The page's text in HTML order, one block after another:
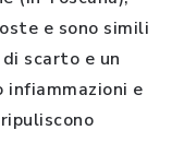
e sono simili
scarto e un
infiammazioni e